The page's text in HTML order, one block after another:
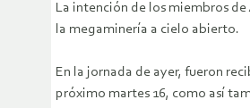
La intención de los miembros
la megaminería a cielo abierto.
En la jornada de ayer, fueron
próximo martes 16, como así